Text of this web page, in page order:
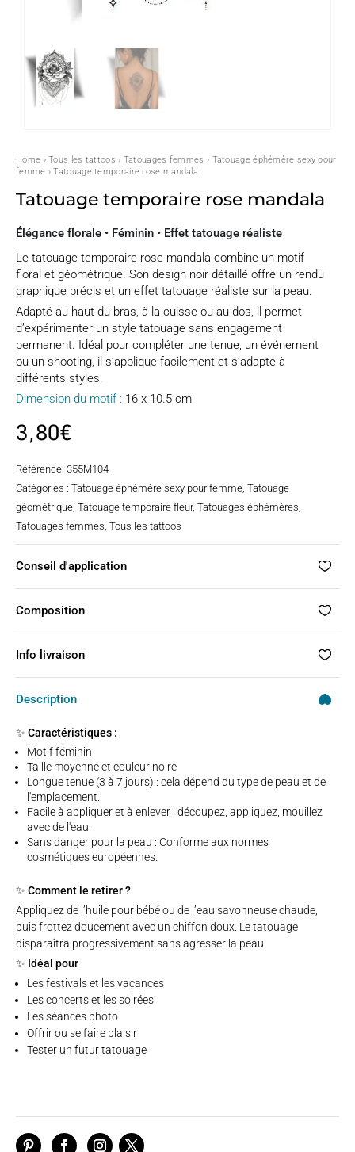
Home ›Tous les tattoos › Tatouages femmes › Tatouage éphémère sexy pour
femme › Tatouage temporaire rose mandala
Tatouage temporaire rose mandala
Élégance florale • Féminin • Effet tatouage réaliste
Le tatouage temporaire rose mandala combine un motif
floral et géométrique. Son design noir détaillé offre un rendu
graphique précis et un effet tatouage réaliste sur la peau.
Adapté au haut du bras, à la cuisse ou au dos, il permet
d’expérimenter un style tatouage sans engagement
permanent. Idéal pour compléter une tenue, un événement
ou un shooting, il s’applique facilement et s’adapte à
différents styles.
Dimension du motif : 16 x 10.5 cm
3,80€
Référence: 355M104
Catégories : Tatouage éphémère sexy pour femme Tatouage
géométrique Tatouage temporaire fleur, Tatouages éphémères
Tatouages femmes Tous les tattoos
Conseil d'application
Composition
Info livraison
Description
✨ Caractéristiques :
Motif féminin
Taille moyenne et couleur noire
Longue tenue (3 à 7 jours) : cela dépend du type de peau et de
l'emplacement.
Facile à appliquer et à enlever : découpez, appliquez, mouillez
avec de l'eau.
Sans danger pour la peau : Conforme aux normes
cosmétiques européennes.
✨ Comment le retirer ?
Appliquez de l’huile pour bébéou de l’eau savonneuse chaude
puis frottez doucement avec un chiffon doux. Le tatouage
disparaîtra progressivement sans agresser la peau.
✨ Idéal pour
Lesfestivalset lesvacances
Lesconcertset lessoirées
Lesséances photo
Offrir ou se faire plaisir
Tester un futur tatouage